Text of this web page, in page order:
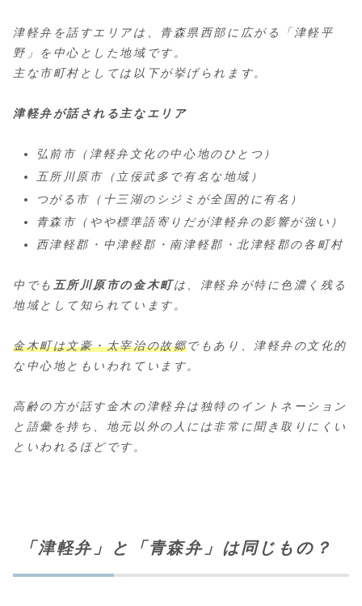
津軽弁を話すエリアは、青森県西部に広がる「津軽平
野」を中心とした地域です。
主な市町村としては以下が挙げられます。
津軽弁が話される主なエリア
弘前市（津軽弁文化の中心地のひとつ）
五所川原市（立佞武多で有名な地域）
つがる市（十三湖のシジミが全国的に有名）
青森市（やや標準語寄りだが津軽弁の影響が強い）
西津軽郡・中津軽郡・南津軽郡・北津軽郡の各町村
中でも 五所川原市の金木町は、津軽弁が特に色濃く残る
地域として知られています。
金木町は文豪・太宰治の故郷でもあり、津軽弁の文化的
な中心地ともいわれています。
高齢の方が話す金木の津軽弁は独特のイントネーション
と語彙を持ち、地元以外の人には非常に聞き取りにくい
といわれるほどです。
「津軽弁」と「青森弁」は同じもの？